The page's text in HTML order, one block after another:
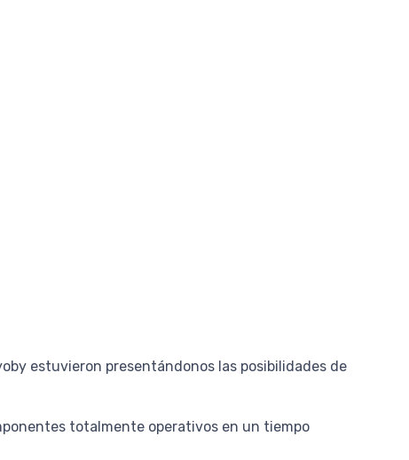
estuvieron presentándonos las posibilidades de
totalmente operativos en un tiempo